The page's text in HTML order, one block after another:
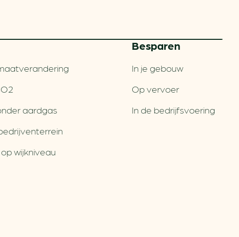
aardgas
wijkniveau
Besparen
In je gebouw
Op vervoer
In de bedrijfsvoering